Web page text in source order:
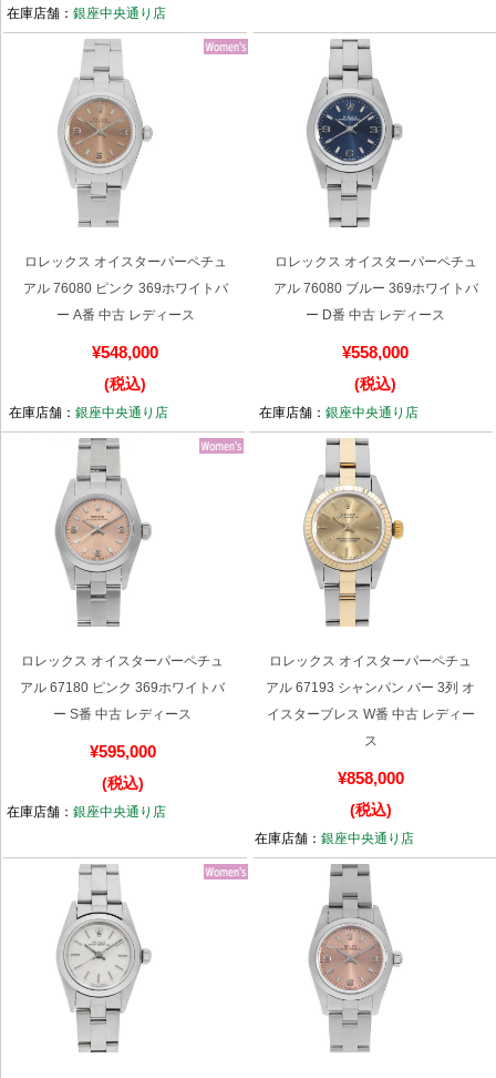
在庫店舗：銀座中央通り店
ロレックス オイスターパーペチュ
アル 76080 ピンク 369ホワイトバ
ー A番 中古 レディース
¥548,000
(税込)
在庫店舗：銀座中央通り店
ロレックス オイスターパーペチュ
アル 76080 ブルー 369ホワイトバ
ー D番 中古 レディース
¥558,000
(税込)
在庫店舗：銀座中央通り店
ロレックス オイスターパーペチュ
アル 67180 ピンク 369ホワイトバ
ー S番 中古 レディース
¥595,000
(税込)
在庫店舗：銀座中央通り店
ロレックス オイスターパーペチュ
アル 67193 シャンパン バー 3列 オ
イスターブレス W番 中古 レディー
ス
¥858,000
(税込)
在庫店舗：銀座中央通り店